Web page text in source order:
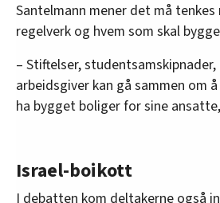
Santelmann mener det må
regelverk og hvem som skal
– Stiftelser,
arbeidsgiver kan gå sammen om
ha bygget boliger for sine
Israel-boikott
I debatten kom deltakerne også